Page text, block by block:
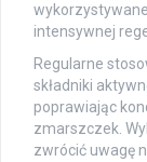
intensywnej
Regularne
składniki
poprawiając
zmarszczek.
zwrócić uwagę